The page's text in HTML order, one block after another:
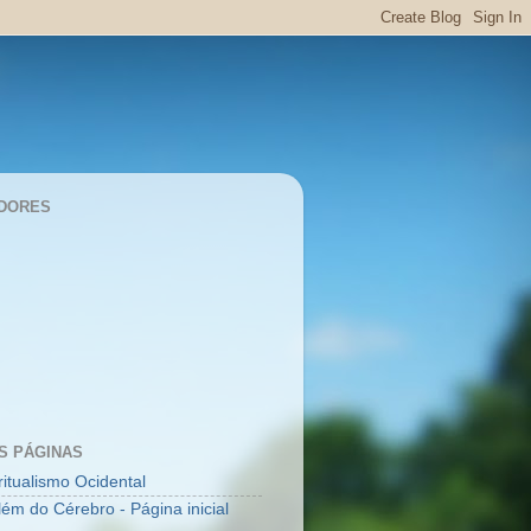
PÁGINAS
Ocidental
do Cérebro - Página inicial